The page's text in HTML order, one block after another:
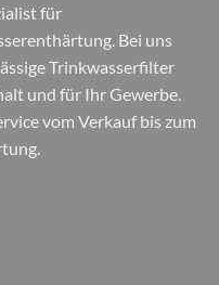
für
Bei uns
Trinkwasserfilter
und für Ihr Gewerbe.
vom Verkauf bis zum